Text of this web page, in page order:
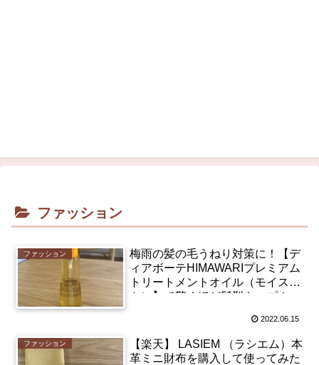
ファッション
ファッション
梅雨の髪の毛うねり対策に！【デ
ィアボーテHIMAWARIプレミアム
トリートメントオイル（モイス
ト）】で驚くほど髪型キープ！
2022.06.15
ファッション
【楽天】 LASIEM （ラシエム）本
革ミニ財布を購入して使ってみた